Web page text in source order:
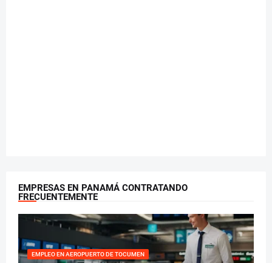
EMPRESAS EN PANAMÁ CONTRATANDO
FRECUENTEMENTE
EMPLEO EN AEROPUERTO DE TOCUMEN